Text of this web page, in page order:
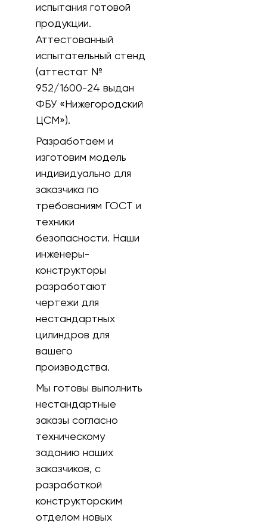
испытания готовой
продукции.
Аттестованный
испытательный стенд
(аттестат №
952/1600-24 выдан
ФБУ «Нижегородский
ЦСМ»).
Разработаем и
изготовим модель
индивидуально для
заказчика по
требованиям ГОСТ и
техники
безопасности. Наши
инженеры-
конструкторы
разработают
чертежи для
нестандартных
цилиндров для
вашего
производства.
Мы готовы выполнить
нестандартные
заказы согласно
техническому
заданию наших
заказчиков, с
разработкой
конструкторским
отделом новых